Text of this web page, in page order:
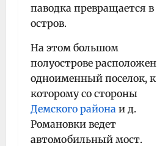
паводка превращается в
остров.
На этом большом
полуострове расположен
одноименный поселок, к
которому со стороны
Демского района и д.
Романовки ведет
автомобильный мост.